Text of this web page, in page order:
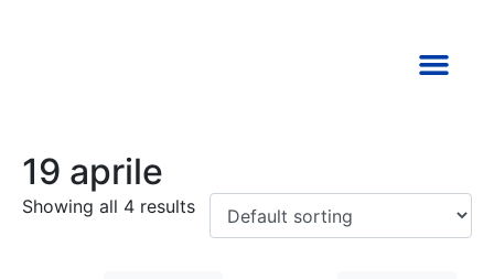
19 aprile
Showing all 4 results